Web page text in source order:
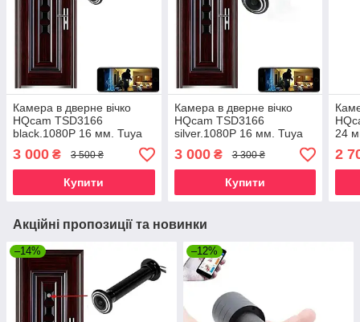
Камера в дверне вічко
HQcam TSD3166
black.1080P 16 мм. Tuya
3 000 ₴ 3 500 ₴
Купити
Камера в дверне вічко
HQcam TSD3166
silver.1080P 16 мм. Tuya
3 000₴ 3 300 ₴
Купити
24
2
Акційні пропозиції та новинки
–14% –12%